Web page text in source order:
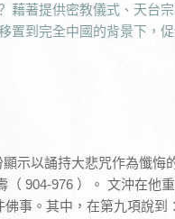
藉著提供密教儀式、天台
置到完全中國的背景下，
示以誦持大悲咒作為懺悔
904-976 ）。 文沖在他
事。其中，在第九項說到：